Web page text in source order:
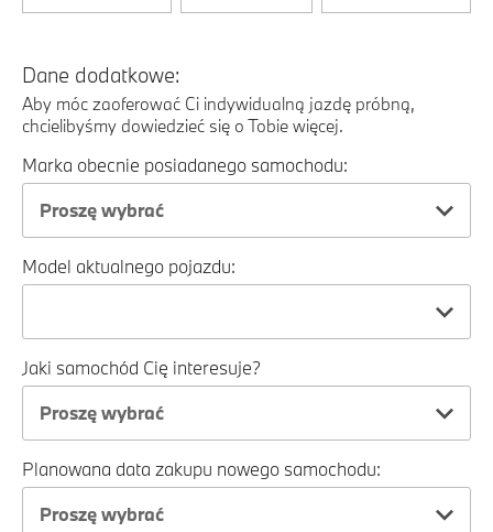
Dane dodatkowe:
Aby móc zaoferować Ci indywidualną jazdę próbną,
chcielibyśmy dowiedzieć się o Tobie więcej.
Marka obecnie posiadanego samochodu:
Proszę wybrać
Model aktualnego pojazdu:
Jaki samochód Cię interesuje?
Proszę wybrać
Planowana data zakupu nowego samochodu:
Proszę wybrać